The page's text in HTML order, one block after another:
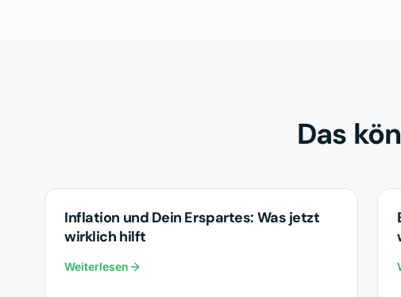
Das
INVESTMENTS
Inflation und Dein Erspartes: Was jetzt
wirklich hilft
Weiterlesen